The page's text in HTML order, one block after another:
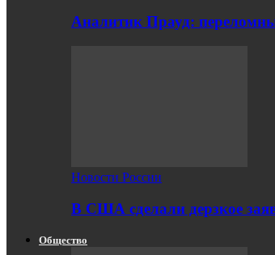
Аналитик Прауд:
Новости России
В США сделали дерзкое
Общество